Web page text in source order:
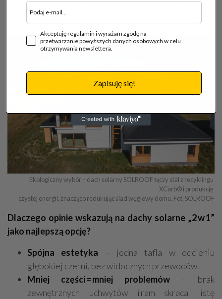
lecz także realnie obniża środowiskowe koszty
budownictwa.
Ekologiczny wybór – dach solarny SOLROOF łączy stal z recyklingu
XCarb® i produkcję
czystej energii, znacząco redukując ślad węglowy domu. Fot. SOLROOF
Dlaczego opinie wskazują na dachy solarne „2 w 1”
jako najlepszą opcję?
Spójna estetyka – jedna tafla w odcieniu
głębokiej czerni, bez widocznych przewodów.
Mniej części = mniej problemów – brak
zewnętrznych uchwytów i ram skraca listę
Akceptuję regulamin i wyrażam zgodę na
przetwarzanie powyższych danych osobowych w celu
otrzymywania newslettera.
Zapisuję się!